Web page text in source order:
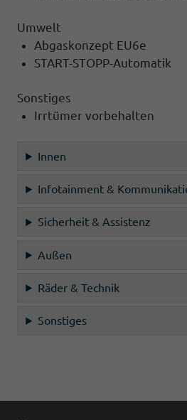
Umwelt
Abgaskonzept EU6e
START-STOPP-Automatik
Sonstiges
Irrtümer vorbehalten
Innen
Infotainment &
Sicherheit & Assistenz
Außen
Räder & Technik
Sonstiges